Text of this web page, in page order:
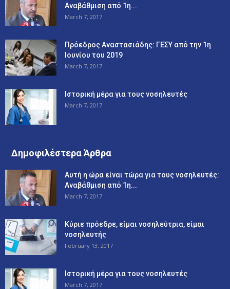
Αναβάθμιση από 1η...
March 7, 2017
Πρόεδρος Αναστασιάδης: ΓΕΣΥ από την 1η
Ιουνίου του 2019
March 7, 2017
Ιστορική μέρα για τους νοσηλευτές
March 7, 2017
Δημοφιλέστερα Άρθρα
Αυτή η ώρα είναι τώρα για τους νοσηλευτές:
Αναβάθμιση από 1η...
March 7, 2017
Κύριε πρόεδρε, είμαι νοσηλεύτρια, είμαι
νοσηλευτής
February 13, 2017
Ιστορική μέρα για τους νοσηλευτές
March 7, 2017